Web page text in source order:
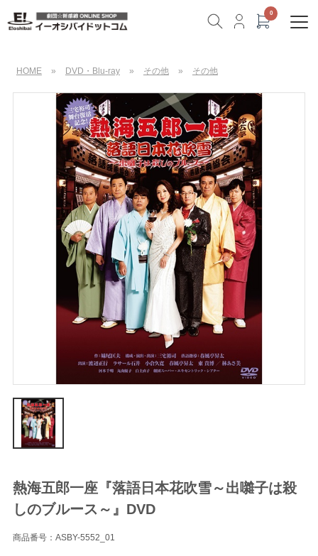
HOME » DVD・Blu-ray » その他 » その他
熱海五郎一座『落語日本花吹雪～出囃子は殺
しのブルース～』DVD
商品番号：ASBY-5552_01